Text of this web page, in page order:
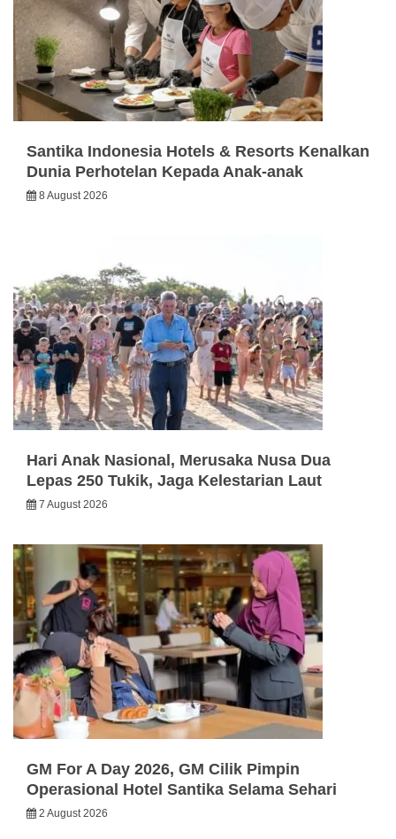
Santika Indonesia Hotels & Resorts Kenalkan
Dunia Perhotelan Kepada Anak-anak
8 August 2026
Hari Anak Nasional, Merusaka Nusa Dua
Lepas 250 Tukik, Jaga Kelestarian Laut
7 August 2026
GM For A Day 2026, GM Cilik Pimpin
Operasional Hotel Santika Selama Sehari
2 August 2026